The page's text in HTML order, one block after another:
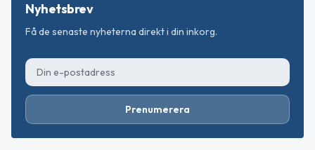
Nyhetsbrev
Få de senaste nyheterna direkt i din inkorg.
Prenumerera